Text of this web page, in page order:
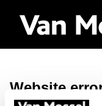
Website